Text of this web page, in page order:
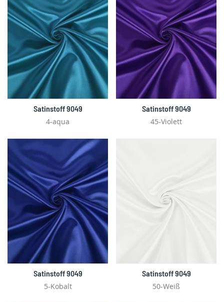
Satinstoff 9049
4-aqua
Satinstoff 9049
45-Violett
Satinstoff 9049
5-Kobalt
Satinstoff 9049
50-Weiß